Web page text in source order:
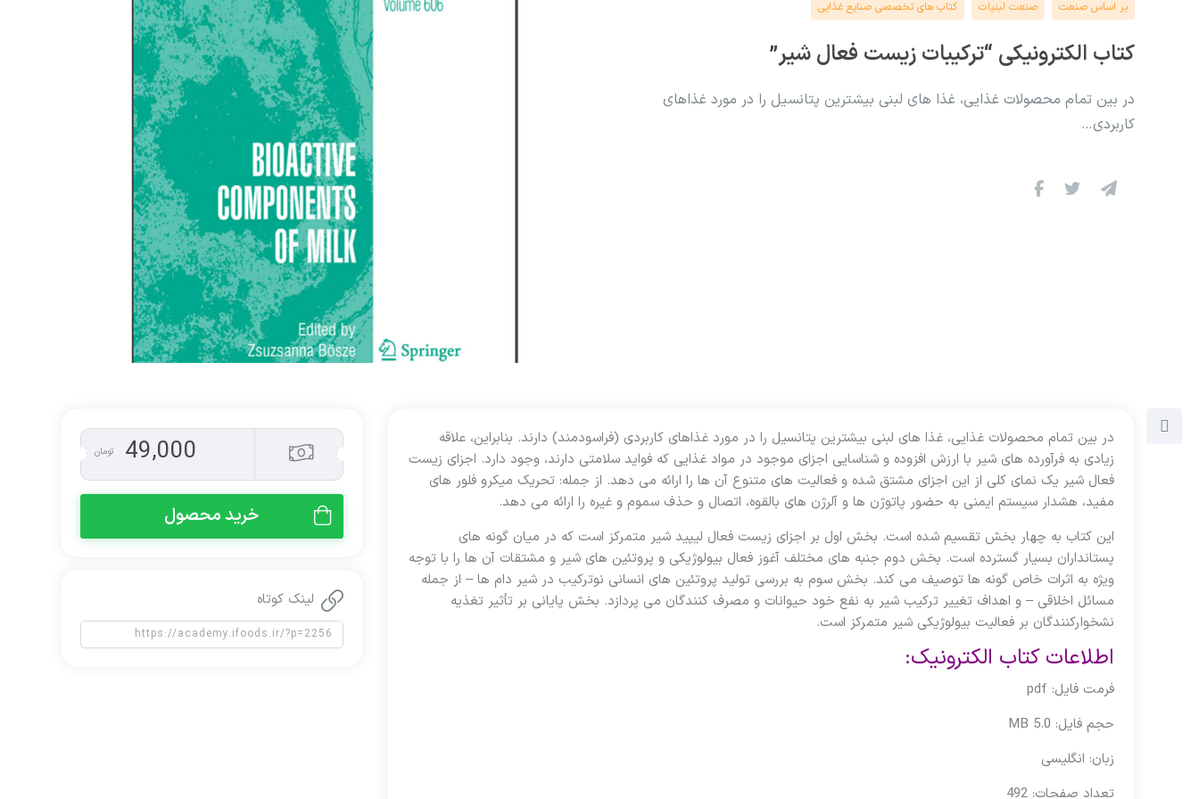
بر اساس صنعت صنعت لبنیات کتاب های تخصصی صنایع غذایی
کتاب الکترونیکی “ترکیبات زیست فعال شیر”
در بین تمام محصولات غذایی، غذا های لبنی بیشترین پتانسیل را در مورد غذاهای
کاربردی…
در بین تمام محصولات غذایی، غذا های لبنی بیشترین پتانسیل را در مورد غذاهای کاربردی (فراسودمند) دارند. بنابراین، علاقه
زیادی به فرآورده های شیر با ارزش افزوده و شناسایی اجزای موجود در مواد غذایی که فواید سلامتی دارند، وجود دارد. اجزای زیست
فعال شیر یک نمای کلی از این اجزای مشتق شده و فعالیت های متنوع آن ها را ارائه می دهد. از جمله: تحریک میکرو فلور های
مفید، هشدار سیستم ایمنی به حضور پاتوژن ها و آلرژن های بالقوه، اتصال و حذف سموم و غیره را ارائه می دهد.
این کتاب به چهار بخش تقسیم شده است. بخش اول بر اجزای زیست فعال لیپید شیر متمرکز است که در میان گونه‌ های
پستانداران بسیار گسترده است. بخش دوم جنبه های مختلف آغوز فعال بیولوژیکی و پروتئین‌ های شیر و مشتقات آن ها را با توجه
ویژه به اثرات خاص گونه ها توصیف می کند. بخش سوم به بررسی تولید پروتئین های انسانی نوترکیب در شیر دام ها – از جمله
مسائل اخلاقی – و اهداف تغییر ترکیب شیر به نفع خود حیوانات و مصرف کنندگان می پردازد. بخش پایانی بر تأثیر تغذیه
نشخوارکنندگان بر فعالیت بیولوژیکی شیر متمرکز است.
اطلاعات کتاب الکترونیک:
فرمت فایل: pdf
حجم فایل: 5.0 MB
زبان: انگلیسی
تعداد صفحات: 492
49,000 تومان
خرید محصول
لینک کوتاه